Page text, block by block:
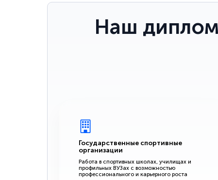
Наш
Государственные спортивные
организации
Работа в спортивных школах, училищах и
профильных ВУЗах с возможностью
профессионального и карьерного роста